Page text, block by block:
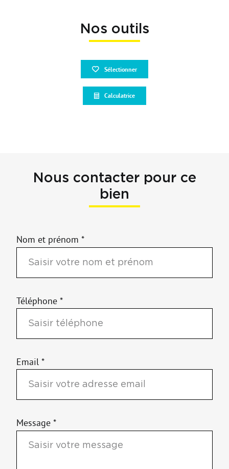
Nos outils
Sélectionner
Calculatrice
Nous contacter pour ce
bien
Nom et prénom *
Téléphone *
Email *
Message *